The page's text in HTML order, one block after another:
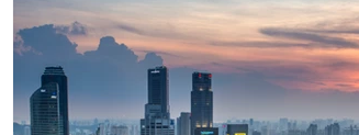
病才怪！ 你把“产品，时机 ”和“ 自我价值
不要把你的主观想法套用在他人身上，
拒绝一杯咖啡就是现在不想喝，而如果
员的问题了。 所以你的工作是先梳理客
恰恰是梳理需求时最快的方式，排除法